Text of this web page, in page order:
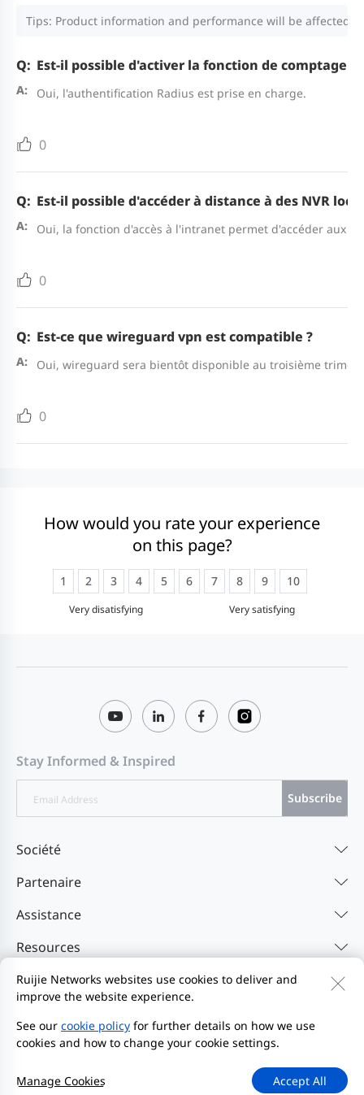
Tips: Product information and performance will be affected
Est-il possible d'activer la fonction de comptage
Oui, l'authentification Radius est prise en charge.
0
Est-il possible d'accéder à distance à des NVR
Oui, la fonction d'accès à l'intranet permet d'accéder aux
0
Est-ce que wireguard vpn est compatible ?
Oui, wireguard sera bientôt disponible au troisième
0
How would you rate your experience
on this page?
Very disatisfying
1 2 3 4 5 6 7 8 9 10
Very satisfying
Stay Informed & Inspired
Subscribe
Société
Partenaire
Assistance
Resources
Contactez-nous Feedback
Politique de confidentialité
Contrat utilisateur du site Web
Privacy Inquiries
EU Data Act Notice
Initier un rapport
Plan du site
Ruijie Networks websites use cookies to deliver and
improve the website experience.
See our cookie policy for further details on how we use
cookies and how to change your cookie settings.
Accept All
Manage Cookies